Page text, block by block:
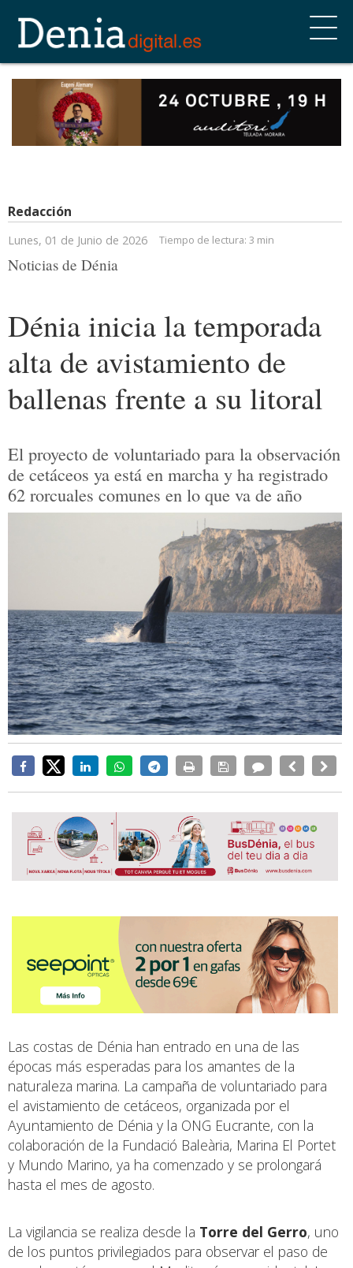
Redacción
Lunes, 01 de Junio de 2026 Tiempo de lectura: 3 min
Noticias de Dénia
Dénia inicia la temporada
alta de avistamiento de
ballenas frente a su litoral
El proyecto de voluntariado para la observación
de cetáceos ya está en marcha y ha registrado
62 rorcuales comunes en lo que va de año
Las costas de Dénia han entrado en una de las
épocas más esperadas para los amantes de la
naturaleza marina. La campaña de voluntariado para
el avistamiento de cetáceos, organizada por el
Ayuntamiento de Dénia y la ONG Eucrante, con la
colaboración de la Fundació Baleària, Marina El Portet
y Mundo Marino, ya ha comenzado y se prolongará
hasta el mes de agosto.
La vigilancia se realiza desde la Torre del Gerro, uno
de los puntos privilegiados para observar el paso de